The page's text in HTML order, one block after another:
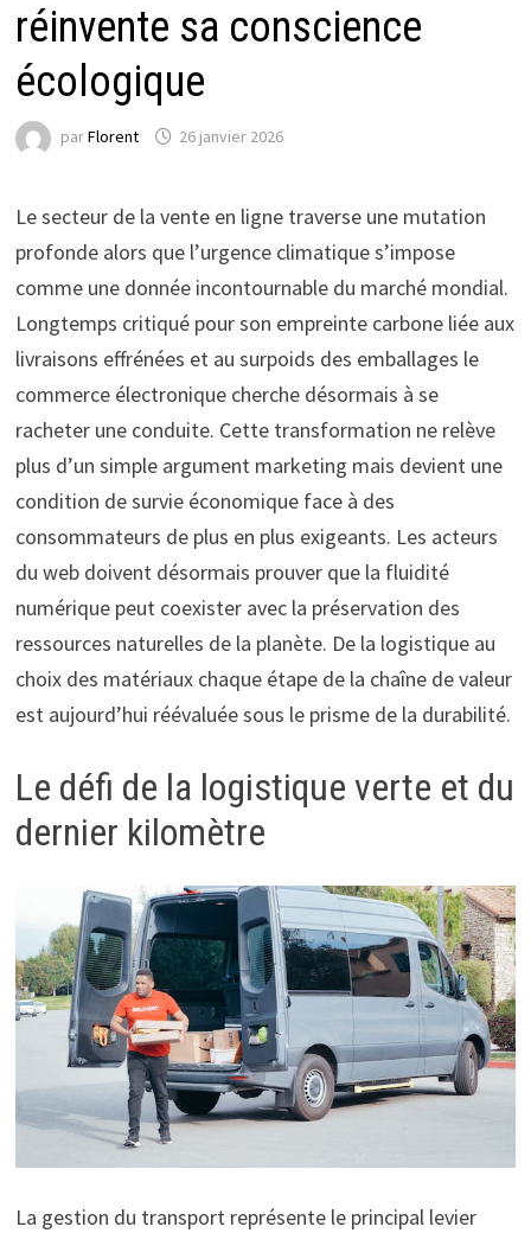
réinvente sa conscience
écologique
parFlorent 26 janvier 2026
Le secteur de la vente en ligne traverse une mutation
profonde alors que l’urgence climatique s’impose
comme une donnée incontournable du marché mondial.
Longtemps critiqué pour son empreinte carbone liée aux
livraisons effrénées et au surpoids des emballages le
commerce électronique cherche désormais à se
racheter une conduite. Cette transformation ne relève
plus d’un simple argument marketing mais devient une
condition de survie économique face à des
consommateurs de plus en plus exigeants. Les acteurs
du web doivent désormais prouver que la fluidité
numérique peut coexister avec la préservation des
ressources naturelles de la planète. De la logistique au
choix des matériaux chaque étape de la chaîne de valeur
est aujourd’hui réévaluée sous le prisme de la durabilité.
Le défi de la logistique verte et du
dernier kilomètre
La gestion du transport représente le principal levier